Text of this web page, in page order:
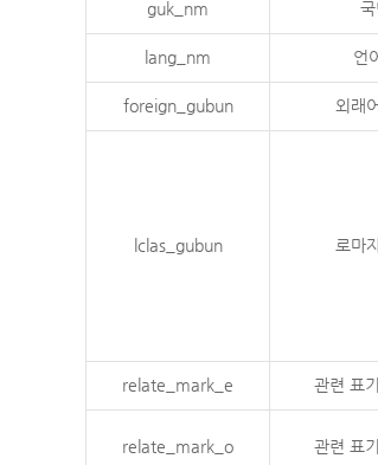
guk_nm
lang_nm 언
foreign_gubun 외래
lclas_gubun 로마
relate_mark_e 관련 표
relate_mark_o 관련 표